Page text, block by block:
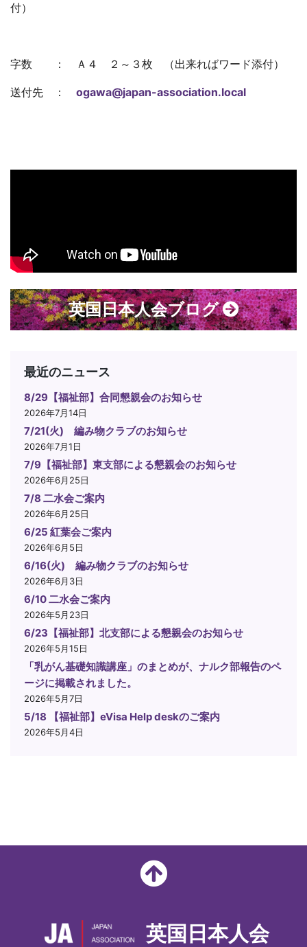
付）
字数 ： Ａ４ ２～３枚 （出来ればワード添付）
送付先 ： ogawa@japan-association.local
英国日本人会ブログ
最近のニュース
8/29【福祉部】合同懇親会のお知らせ
2026年7月14日
7/21(火) 編み物クラブのお知らせ
2026年7月1日
7/9【福祉部】東支部による懇親会のお知らせ
2026年6月25日
7/8 二水会ご案内
2026年6月25日
6/25 紅葉会ご案内
2026年6月5日
6/16(火) 編み物クラブのお知らせ
2026年6月3日
6/10 二水会ご案内
2026年5月23日
6/23【福祉部】北支部による懇親会のお知らせ
2026年5月15日
「乳がん基礎知識講座」のまとめが、ナルク部報告のペ
ージに掲載されました。
2026年5月7日
5/18 【福祉部】eVisa Help deskのご案内
2026年5月4日
英国日本人会